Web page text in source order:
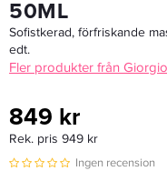
50ML
Sofistkerad, förfriskande
edt.
Fler produkter från
849 kr
Rek. pris 949 kr
Ingen recension